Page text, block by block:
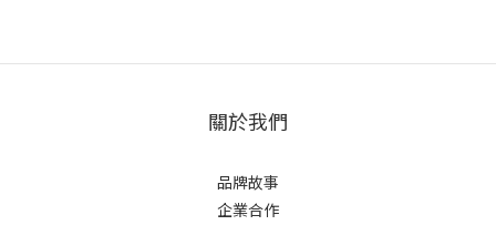
關於我們
品牌故事
企業合作